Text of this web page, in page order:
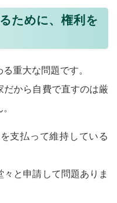
ために、権利を
重大な問題です。
だから自費で直すのは厳
支払って維持している
と申請して問題ありま